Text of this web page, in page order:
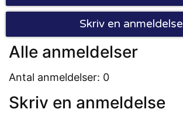
Skriv en anmeldelse
Alle anmeldelser
Antal anmeldelser: 0
Skriv en anmeldelse